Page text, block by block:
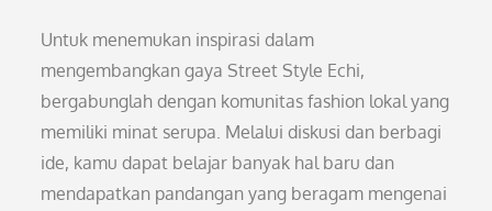
Untuk menemukan inspirasi dalam
mengembangkan gaya Street Style Echi,
bergabunglah dengan komunitas fashion lokal yang
memiliki minat serupa. Melalui diskusi dan berbagi
ide, kamu dapat belajar banyak hal baru dan
mendapatkan pandangan yang beragam mengenai